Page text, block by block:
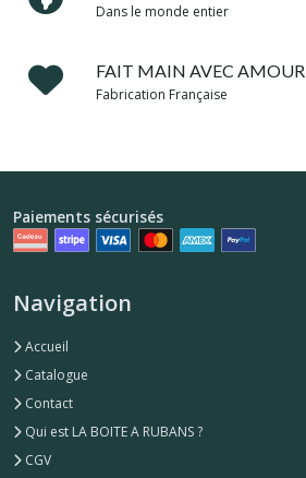
Dans le monde entier
FAIT MAIN AVEC AMOUR
Fabrication Française
Paiements sécurisés
Navigation
Accueil
Catalogue
Contact
Qui est LA BOITE A RUBANS ?
CGV